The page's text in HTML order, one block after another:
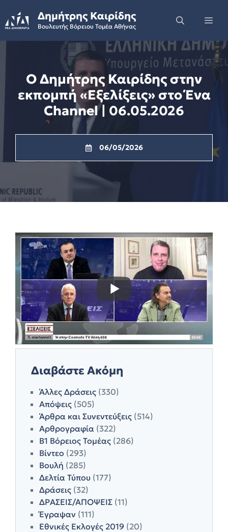
to
content
Δημήτρης Καιρίδης
Βουλευτής Βόρειου Τομέα Αθήνας
Ο Δημήτρης Καιρίδης στην
εκπομπή «Εξελίξεις» στο Ένα
Channel | 06.05.2026
06/05/2026
Διαβάστε Ακόμη
Άλλες Δράσεις (330)
Απόψεις (505)
Άρθρα και Συνεντεύξεις (514)
Αρθρογραφία (322)
Β1 Βόρειος Τομέας (286)
Βίντεο (293)
Βουλή (285)
Δελτία Τύπου (177)
Δράσεις (32)
ΔΡΑΣΕΙΣ/ΑΠΟΨΕΙΣ (11)
Έγραψαν (111)
Εθνικές Εκλογές 2019 (20)